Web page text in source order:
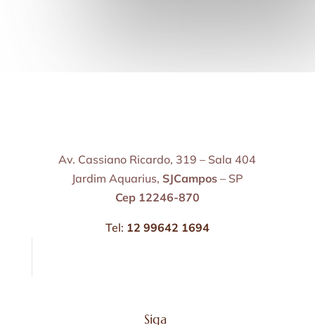
Av. Cassiano Ricardo, 319 – Sala 404
Jardim Aquarius, SJCampos – SP
Cep 12246-870
Tel: 12 99642 1694
Siga